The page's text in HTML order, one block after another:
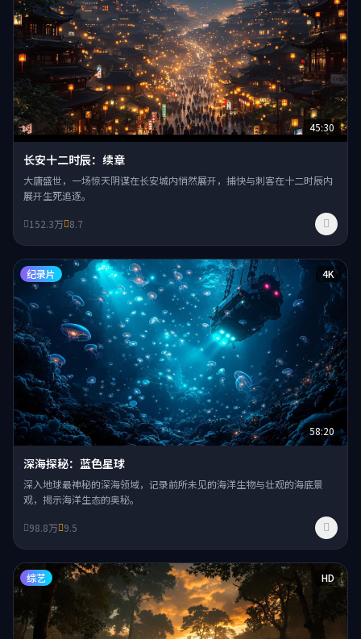
45:30
长安十二时辰：续章
大唐盛世，一场惊天阴谋在长安城内悄然展开，捕快与刺客在十二时辰内
展开生死追逐。
152.3万 8.7
4K
纪录片
58:20
深海探秘：蓝色星球
深入地球最神秘的深海领域，记录前所未见的海洋生物与壮观的海底景
观，揭示海洋生态的奥秘。
98.8万 9.5
HD
综艺